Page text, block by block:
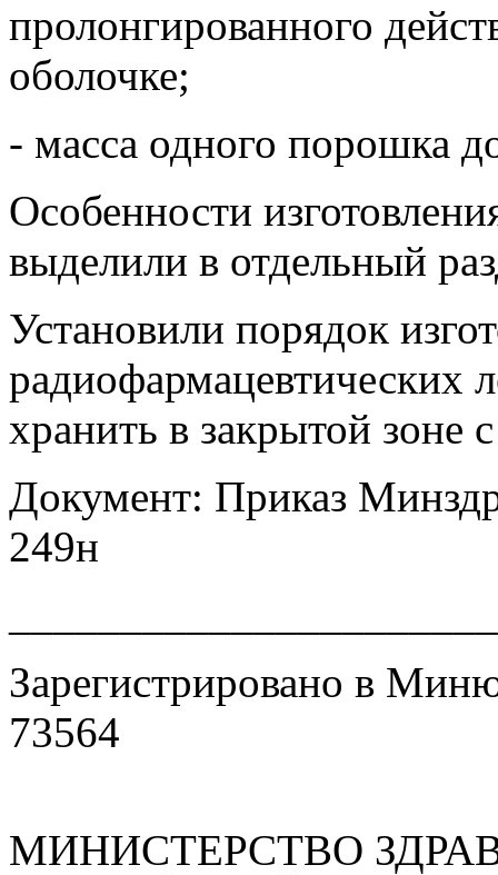
пролонгированного
оболочке;
- масса одного порошка
Особенности
выделили в отдельный
Установили порядок
радиофармацевтических
хранить в закрытой зоне
Документ: Приказ
249н
Зарегистрировано в
73564
МИНИСТЕРСТВО